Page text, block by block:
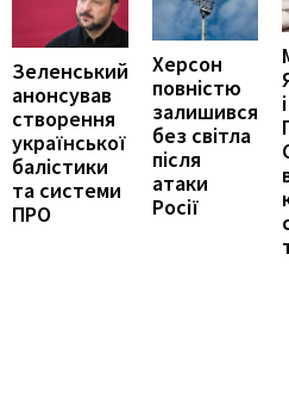
Зеленський
анонсував
створення
української
балістики
та системи
ПРО
Херсон
повністю
залишився
без світла
після
атаки
Росії
і